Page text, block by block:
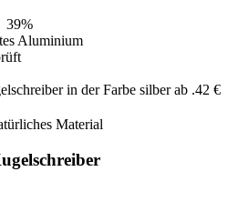
39%
Aluminium
Material